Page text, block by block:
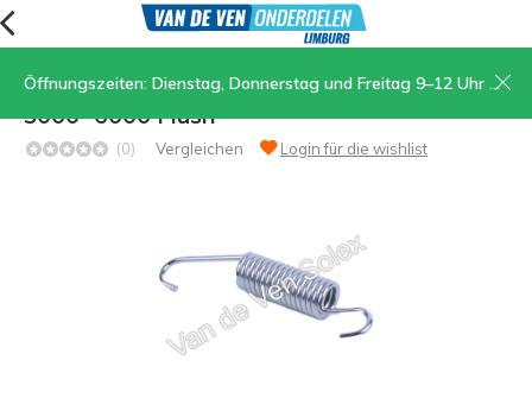
Öffnungszeiten: Dienstag, Donnerstag und Freitag 9–12 Uhr und 13.30–17 Uhr, Samstag 9–12 Uhr
49. Feder für Ständer passend für Typ
5000 -6000 Flash
(0) Vergleichen Login für die wishlist